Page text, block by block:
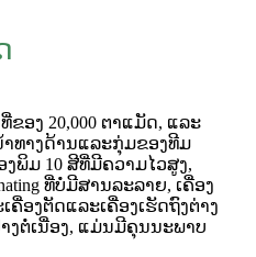
ຂອງ 20,000 ຕາແມັດ, ແລະ
ທາງດ້ານແລະກຸ່ມຂອງທີມ
ພິມ 10 ສີທີ່ມີຄວາມໄວສູງ,
ທີ່ບໍ່ມີສານລະລາຍ, ເຄື່ອງ
ຄື່ອງຕັດແລະເຄື່ອງເຮັດຖົງຕ່າງ
ງຕໍ່ເນື່ອງ, ແມ່ນມີຄຸນນະພາບ